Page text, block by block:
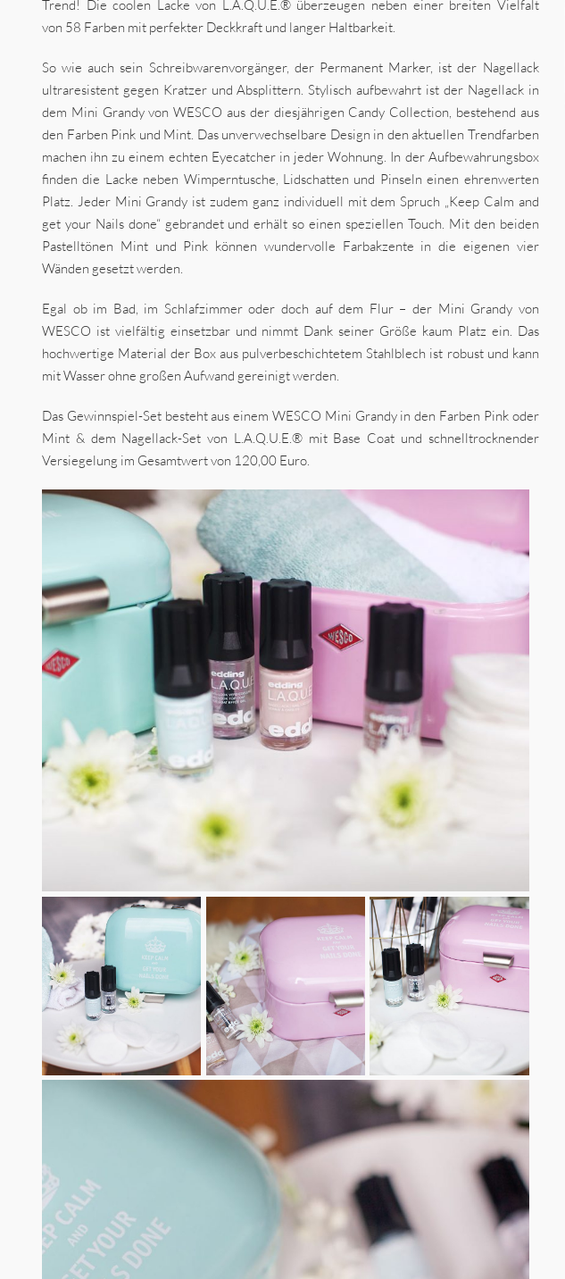
Trend! Die coolen Lacke von L.A.Q.U.E.® überzeugen neben einer breiten Vielfalt
von 58 Farben mit perfekter Deckkraft und langer Haltbarkeit.
So wie auch sein Schreibwarenvorgänger, der Permanent Marker, ist der Nagellack
ultraresistent gegen Kratzer und Absplittern. Stylisch aufbewahrt ist der Nagellack in
dem Mini Grandy von WESCO aus der diesjährigen Candy Collection, bestehend aus
den Farben Pink und Mint. Das unverwechselbare Design in den aktuellen Trendfarben
machen ihn zu einem echten Eyecatcher in jeder Wohnung. In der Aufbewahrungsbox
finden die Lacke neben Wimperntusche, Lidschatten und Pinseln einen ehrenwerten
Platz. Jeder Mini Grandy ist zudem ganz individuell mit dem Spruch „Keep Calm and
get your Nails done“ gebrandet und erhält so einen speziellen Touch. Mit den beiden
Pastelltönen Mint und Pink können wundervolle Farbakzente in die eigenen vier
Wänden gesetzt werden.
Egal ob im Bad, im Schlafzimmer oder doch auf dem Flur – der Mini Grandy von
WESCO ist vielfältig einsetzbar und nimmt Dank seiner Größe kaum Platz ein. Das
hochwertige Material der Box aus pulverbeschichtetem Stahlblech ist robust und kann
mit Wasser ohne großen Aufwand gereinigt werden.
Das Gewinnspiel-Set besteht aus einem WESCO Mini Grandy in den Farben Pink oder
Mint & dem Nagellack-Set von L.A.Q.U.E.® mit Base Coat und schnelltrocknender
Versiegelung im Gesamtwert von 120,00 Euro.